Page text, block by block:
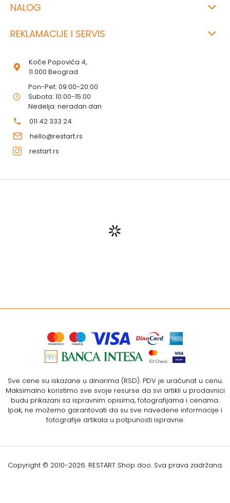
NALOG
REKLAMACIJE I SERVIS
Koče Popovića 4,
11 000 Beograd
Pon-Pet: 09:00-20:00
Subota: 10:00-15:00
Nedelja: neradan dan
011 42 333 24
hello@restart.rs
restart.rs
Sve cene su iskazane u dinarima (RSD). PDV je uračunat u cenu.
Maksimalno koristimo sve svoje resurse da svi artikli u prodavnici
budu prikazani sa ispravnim opisima, fotografijama i cenama.
Ipak, ne možemo garantovati da su sve navedene informacije i
fotografije artikala u potpunosti ispravne.
Copyright © 2010-2026. RESTART Shop doo. Sva prava zadržana.